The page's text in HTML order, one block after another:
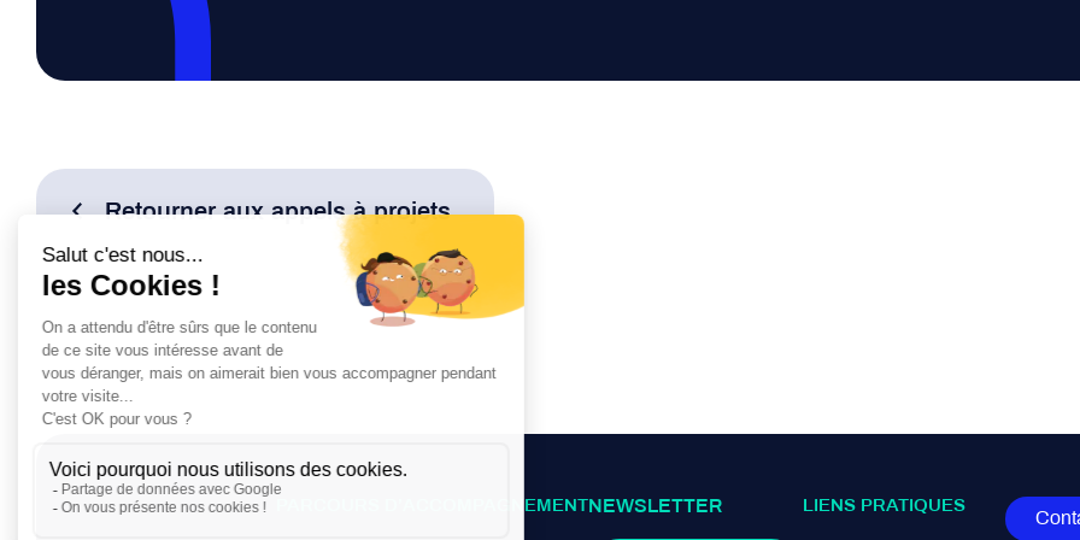
Retourner aux appels à projets
PARCOURS D’ACCOMPAGNEMENT NEWSLETTER LIENS PRATIQUES